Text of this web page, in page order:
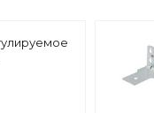
бака (8-